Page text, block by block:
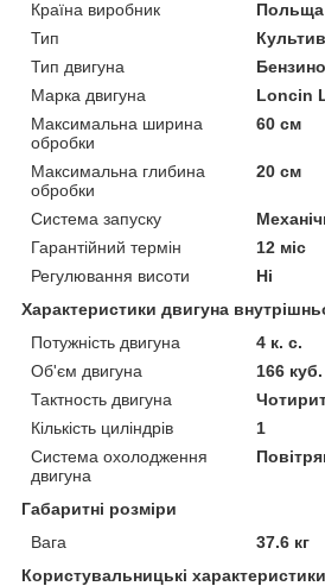
Країна виробник
Польща
Тип
Тип двигуна
Марка двигуна
Loncin
Максимальна ширина
обробки
60 см
Максимальна глибина
обробки
20 см
Система запуску
Гарантійний термін
12 міс
Регулювання висоти
Ні
Характеристики двигуна
Потужність двигуна
4 к. с.
Об'єм двигуна
166
Тактность двигуна
Кількість циліндрів
1
Система охолодження
двигуна
Габаритні розміри
Вага
37.6 кг
Користувальницькі характеристики